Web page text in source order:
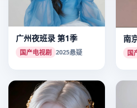
广州夜班录 第1季
国产电视剧 2025悬疑
南
国